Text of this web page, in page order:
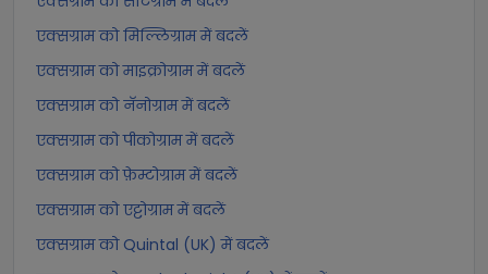
एक्सग्राम को मिल्लिग्राम में बदलें
एक्सग्राम को माइक्रोग्राम में बदलें
एक्सग्राम को नॅनोग्राम में बदलें
एक्सग्राम को पीकोग्राम में बदलें
एक्सग्राम को फ़ेम्टोग्राम में बदलें
एक्सग्राम को एट्टोग्राम में बदलें
एक्सग्राम को Quintal (UK) में बदलें